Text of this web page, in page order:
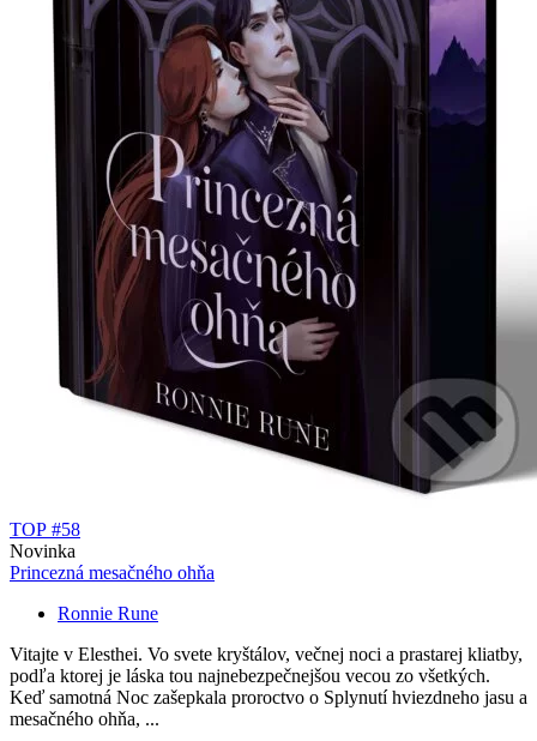
TOP #58
Novinka
Princezná mesačného ohňa
Ronnie Rune
Vitajte v Elesthei. Vo svete kryštálov, večnej noci a prastarej kliatby,
podľa ktorej je láska tou najnebezpečnejšou vecou zo všetkých.
Keď samotná Noc zašepkala proroctvo o Splynutí hviezdneho jasu a
mesačného ohňa, ...